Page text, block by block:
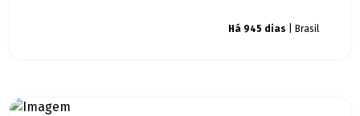
Há 945 dias | Brasil